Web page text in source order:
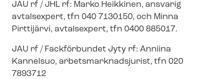
JAU rf / JHL rf: Marko Heikkinen, ansvarig
avtalsexpert, tfn 040 7130150, och Minna
Pirttijärvi, avtalsexpert, tfn 0400 885017.
JAU rf / Fackförbundet Jyty rf: Anniina
Kannelsuo, ar­bets­mark­nadsju­rist, tfn 020
7893712